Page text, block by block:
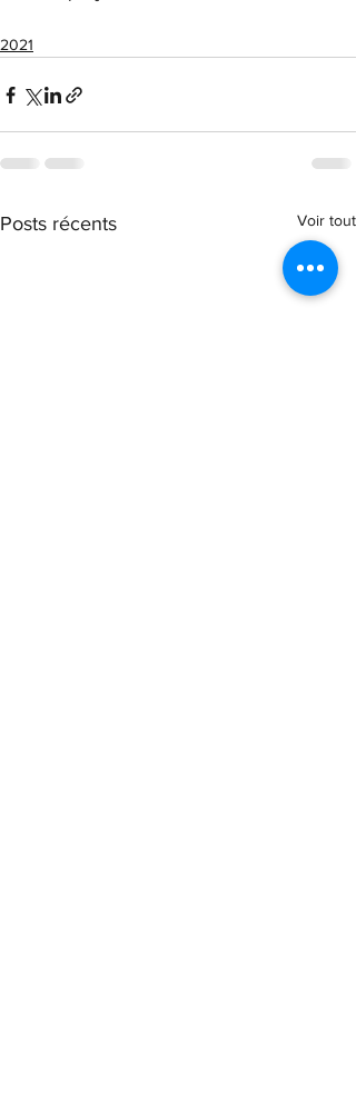
2021
Posts récents Voir tout